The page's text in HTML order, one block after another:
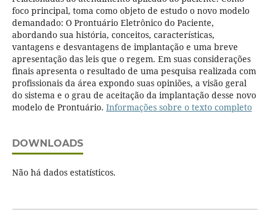
foco principal, toma como objeto de estudo o novo modelo
demandado: O Prontuário Eletrônico do Paciente,
abordando sua história, conceitos, características,
vantagens e desvantagens de implantação e uma breve
apresentação das leis que o regem. Em suas considerações
finais apresenta o resultado de uma pesquisa realizada com
profissionais da área expondo suas opiniões, a visão geral
do sistema e o grau de aceitação da implantação desse novo
modelo de Prontuário. Informações sobre o texto completo
DOWNLOADS
Não há dados estatísticos.